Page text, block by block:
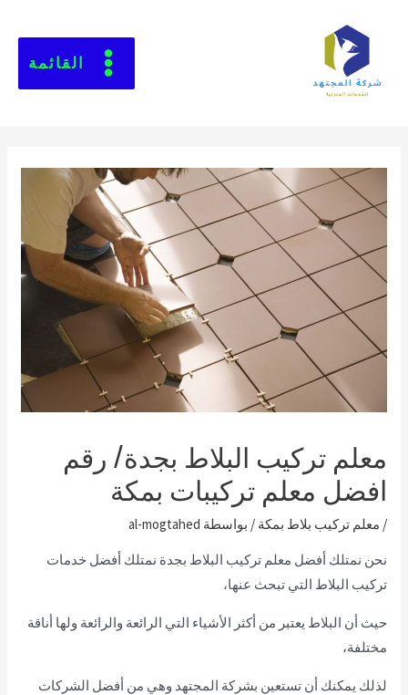
القائمة
معلم تركيب البلاط بجدة/ رقم
افضل معلم تركيبات بمكة
/ معلم تركيب بلاط بمكة / بواسطة al-mogtahed
نحن نمتلك أفضل معلم تركيب البلاط بجدة نمتلك أفضل خدمات
تركيب البلاط التي تبحث عنها،
حيث أن البلاط يعتبر من أكثر الأشياء التي الرائعة والرائعة ولها أناقة
مختلفة،
لذلك يمكنك أن تستعين بشركة المجتهد وهي من أفضل الشركات